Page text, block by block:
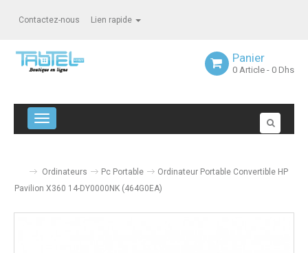
Contactez-nous Lien rapide
Panier
0 Article - 0 Dhs
Navigation bascule
Ordinateurs Pc Portable
Ordinateur Portable Convertible HP
Pavilion X360 14-DY0000NK (464G0EA)